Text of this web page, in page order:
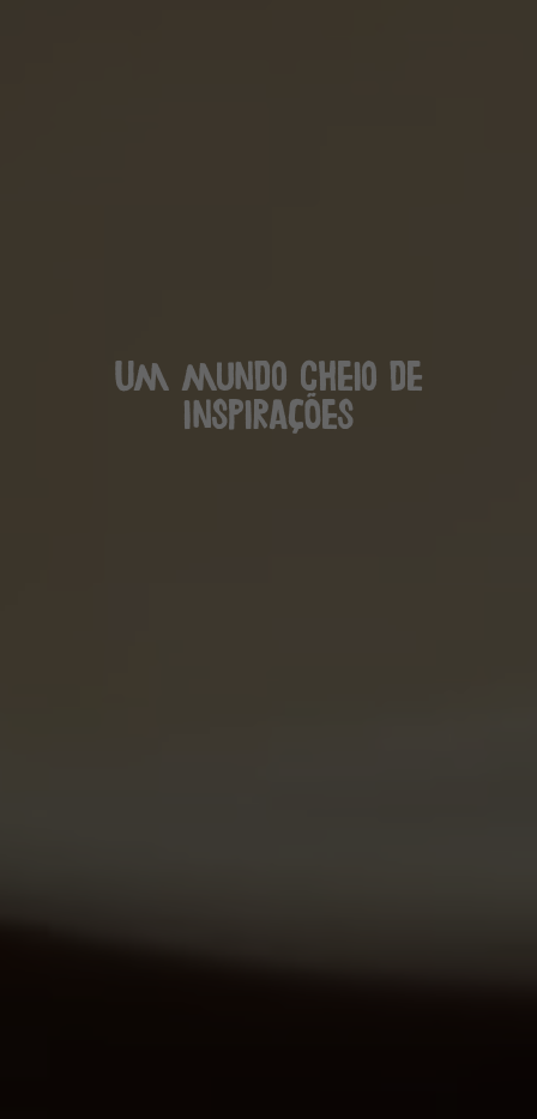
Um mundo cheio de
inspirações